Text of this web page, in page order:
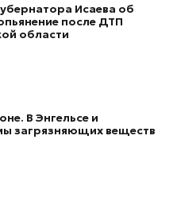
Исаева об
после ДТП
области
В Энгельсе и
загрязняющих веществ